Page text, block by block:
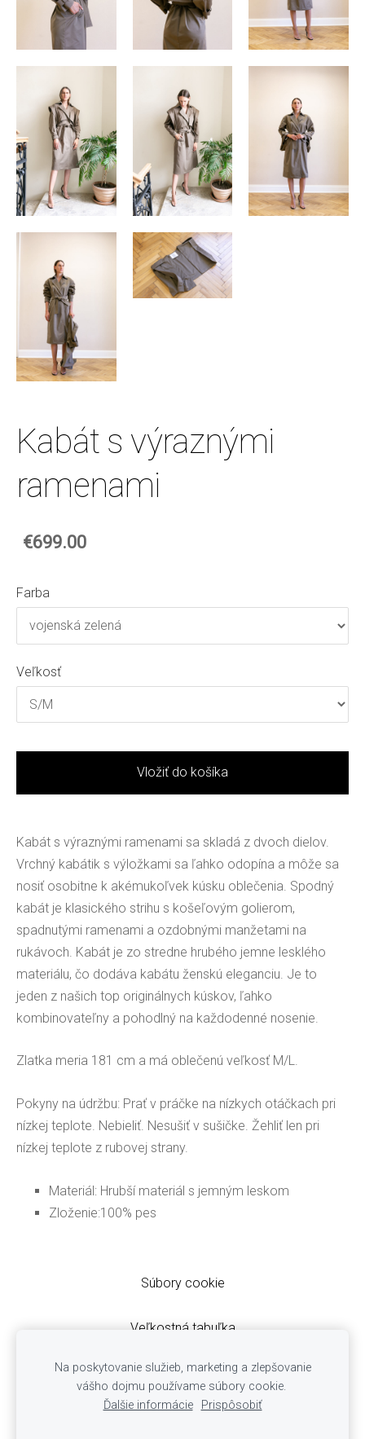
Kabát s výraznými
ramenami
€699.00
Farba
Veľkosť
Vložiť do košíka
Kabát s výraznými ramenami sa skladá z dvoch dielov.
Vrchný kabátik s výložkami sa ľahko odopína a môže sa
nosiť osobitne k akémukoľvek kúsku oblečenia. Spodný
kabát je klasického strihu s košeľovým golierom,
spadnutými ramenami a ozdobnými manžetami na
rukávoch. Kabát je zo stredne hrubého jemne lesklého
materiálu, čo dodáva kabátu ženskú eleganciu. Je to
jeden z našich top originálnych kúskov, ľahko
kombinovateľny a pohodlný na každodenné nosenie.
Zlatka meria 181 cm a má oblečenú veľkosť M/L.
Pokyny na údržbu: Prať v práčke na nízkych otáčkach pri
nízkej teplote. Nebieliť. Nesušiť v sušičke. Žehliť len pri
nízkej teplote z rubovej strany.
Materiál: Hrubší materiál s jemným leskom
Zloženie:100% pes
Súbory cookie
Veľkostná tabuľka
Ochrana osobných údajov
Cookies
Na poskytovanie služieb, marketing a zlepšovanie
vášho dojmu používame súbory cookie.
Ďalšie informácie
Prispôsobiť